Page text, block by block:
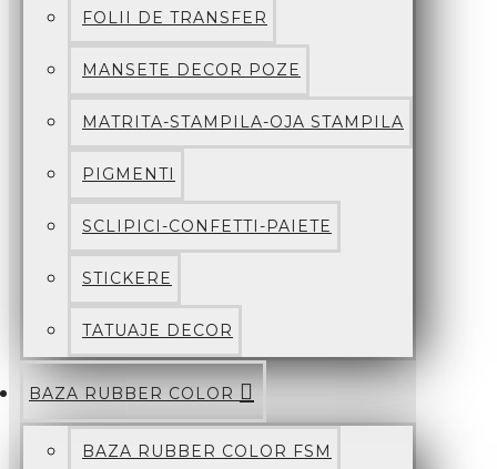
FOLII DE TRANSFER
MANSETE DECOR POZE
MATRITA-STAMPILA-OJA STAMPILA
PIGMENTI
SCLIPICI-CONFETTI-PAIETE
STICKERE
TATUAJE DECOR
BAZA RUBBER COLOR
BAZA RUBBER COLOR FSM